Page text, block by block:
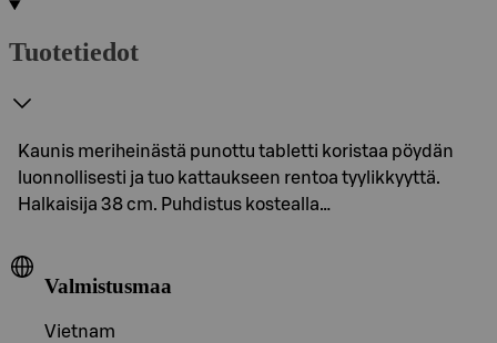
Tuotetiedot
Kaunis meriheinästä punottu tabletti koristaa pöydän
luonnollisesti ja tuo kattaukseen rentoa tyylikkyyttä.
Halkaisija 38 cm. Puhdistus kostealla…
Valmistusmaa
Vietnam